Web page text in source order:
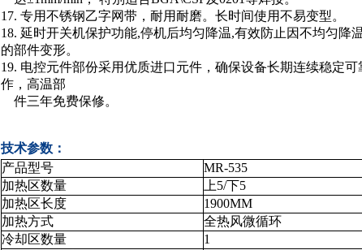
17. 专用不锈钢乙字网带，耐用耐磨。长时间使用不易变型。
18. 延时开关机保护功能,停机后均匀降温,有效防止因不均匀降
的部件变形。
19. 电控元件部份采用优质进口元件，确保设备长期连续稳定可
作，高温部
件三年免费保修。
技术参数：
产品型号
MR-535
加热区数量
上5/下5
加热区长度
1900MM
加热方式
全热风微循环
冷却区数量
1